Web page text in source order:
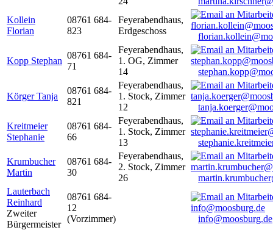
Kollein
Florian
08761 684-
823
Feyerabendhaus,
Erdgeschoss
Kopp Stephan
08761 684-
71
Feyerabendhaus,
1. OG, Zimmer
14
Körger Tanja
08761 684-
821
Feyerabendhaus,
1. Stock, Zimmer
12
Kreitmeier
Stephanie
08761 684-
66
Feyerabendhaus,
1. Stock, Zimmer
13
Krumbucher
Martin
08761 684-
30
Feyerabendhaus,
2. Stock, Zimmer
26
Lauterbach
Reinhard
Zweiter
Bürgermeister
08761 684-
12
(Vorzimmer)
info@moosburg.de